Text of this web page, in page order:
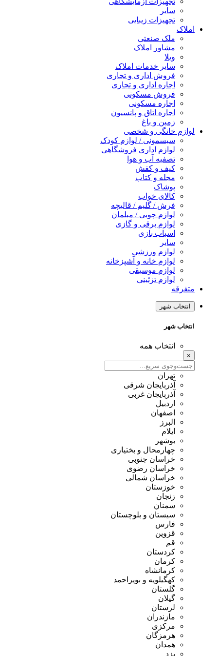
سایر
تجهیزات زیبایی
املاک
ملک صنعتی
مشاور املاک
ویلا
سایر خدمات املاک
فروش اداری و تجاری
اجاره اداری و تجاری
فروش مسکونی
اجاره مسکونی
اجاره اتاق و پانسیون
زمین و باغ
لوازم خانگی و شخصی
سیسمونی / لوازم کودک
لوازم اداری فروشگاهی
تصفیه آب و هوا
کیف و کفش
مجله و کتاب
پوشاک
کالای خواب
فرش / گلیم / قالیچه
لوازم چوبی / مبلمان
لوازم برقی و گازی
اسباب بازی
سایر
لوازم ورزشی
لوازم خانه و آشپزخانه
لوازم موسیقی
لوازم تزئینی
متفرقه
انتخاب شهر
انتخاب شهر
انتخاب همه
تهران
آذربایجان شرقی
آذربایجان غربی
اردبیل
اصفهان
البرز
ایلام
بوشهر
چهارمحال و بختیاری
خراسان جنوبی
خراسان رضوی
خراسان شمالی
خوزستان
زنجان
سمنان
سیستان و بلوچستان
فارس
قزوین
قم
کردستان
کرمان
کرمانشاه
کهگیلویه و بویراحمد
گلستان
گیلان
لرستان
مازندران
مرکزی
هرمزگان
همدان
یزد